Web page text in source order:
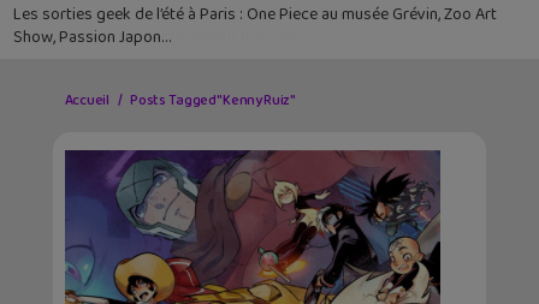
Les sorties geek de l’été à Paris : One Piece au musée Grévin, Zoo Art
Show, Passion Japon…
Accueil Posts Tagged "Kenny Ruiz"